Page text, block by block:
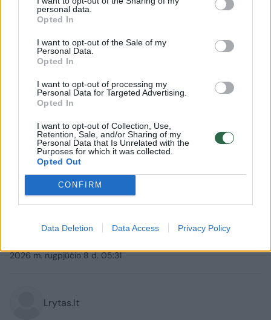
personal data.
Opted In
I want to opt-out of the Sale of my
Personal Data.
Opted In
I want to opt-out of processing my
Personal Data for Targeted Advertising.
Opted In
I want to opt-out of Collection, Use,
Retention, Sale, and/or Sharing of my
Personal Data that Is Unrelated with the
Purposes for which it was collected.
Opted Out
CONFIRM
Data Deletion Data Access Privacy Policy
Pasaulis Konfliktai ir saugumas
Po kaltinimų dėl dronų incidento
Vokietijos oro uoste – pirma
Rusijos reakcija(2)
2026 m. rugpjūčio 8 d. 05:31
Lrytas.lt